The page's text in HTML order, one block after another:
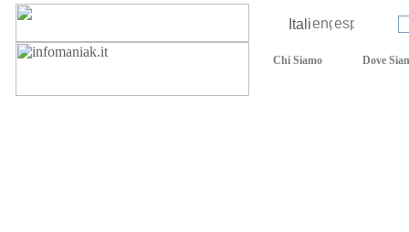
Chi Siamo Dove